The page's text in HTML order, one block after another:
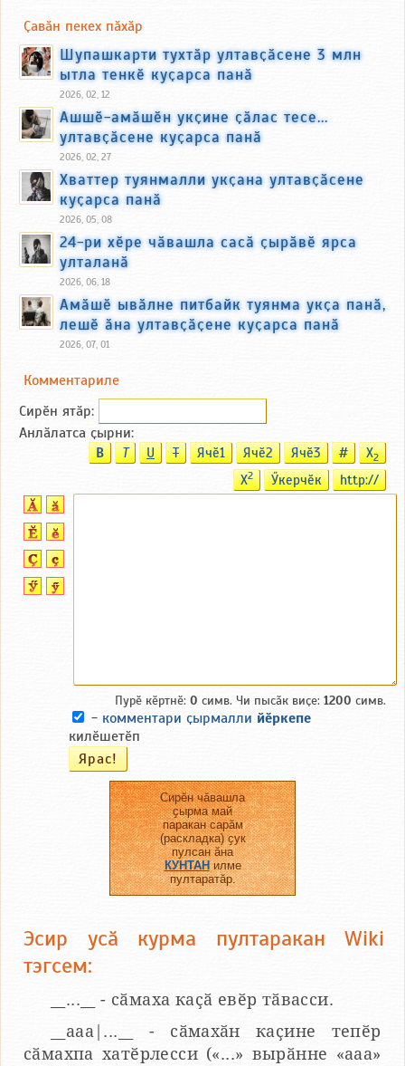
Ҫавӑн пекех пӑхӑр
Шупашкарти тухтӑр ултавҫӑсене 3 млн
ытла тенкӗ куҫарса панӑ
2026, 02, 12
Ашшӗ-амӑшӗн укҫине ҫӑлас тесе...
ултавҫӑсене куҫарса панӑ
2026, 02, 27
Хваттер туянмалли укҫана ултавҫӑсене
куҫарса панӑ
2026, 05, 08
24-ри хӗре чӑвашла сасӑ ҫырӑвӗ ярса
улталанӑ
2026, 06, 18
Амӑшӗ ывӑлне питбайк туянма укҫа панӑ,
лешӗ ӑна ултавҫӑҫене куҫарса панӑ
2026, 07, 01
Комментариле
Сирӗн ятӑp:
Анлӑлатса ҫырни:
B T U T Ячӗ1 Ячӗ2 Ячӗ3 # X2
X2 Ӳкерчӗк http://
Пурӗ кӗртнӗ: 0 симв. Чи пысӑк виҫе: 1200 симв.
- комментари ҫырмалли йӗркепе
килӗшетӗп
Сирӗн чӑвашла
ҫырма май
паракан сарӑм
(раскладка) ҫук
пулсан ӑна
КУНТАНилме
пултаратӑр.
Эсир усӑ курма пултаракан Wiki
тэгсем:
__...__ - сӑмаха каҫӑ евӗр тӑвасси.
__aaa|...__ - сӑмахӑн каҫине тепӗр
сӑмахпа хатӗрлесси («...» вырӑнне «ааа»